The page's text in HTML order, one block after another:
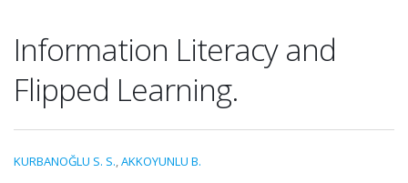
Information Literacy and
Flipped Learning.
KURBANOĞLU S. S.,AKKOYUNLU B.